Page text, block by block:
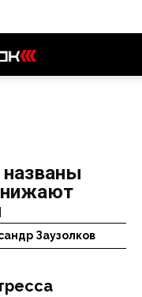
названы
Заузолков